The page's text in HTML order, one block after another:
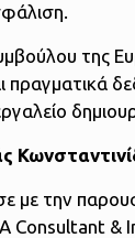
της
με την
Consultant